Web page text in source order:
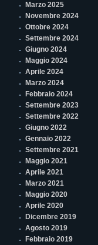
Marzo 2025
Novembre 2024
Ottobre 2024
Settembre 2024
Giugno 2024
Maggio 2024
Aprile 2024
Marzo 2024
Febbraio 2024
Settembre 2023
Settembre 2022
Giugno 2022
Gennaio 2022
Settembre 2021
Maggio 2021
Aprile 2021
Marzo 2021
Maggio 2020
Aprile 2020
Dicembre 2019
Agosto 2019
Febbraio 2019